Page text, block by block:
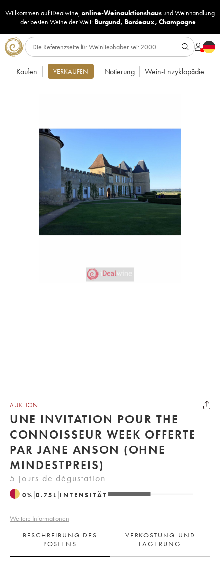
Willkommen auf iDealwine, online-Weinauktionshaus undWeinhandlung
der besten Weine der Welt: Burgund, Bordeaux, Champagne...
Kaufen VERKAUFEN Notierung Wein-Enzyklopädie
AUKTION
UNE INVITATION POUR THE
CONNOISSEUR WEEK OFFERTE
PAR JANE ANSON (OHNE
MINDESTPREIS)
5 jours de dégustation
0% 0.75 L INTENSITÄT
Weitere Informationen
BESCHREIBUNG DES
POSTENS
VERKOSTUNG UND
LAGERUNG